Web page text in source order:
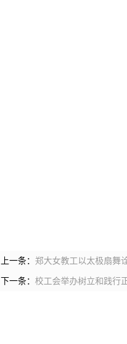
上一条： 郑大女教工以太极扇舞
下一条： 校工会举办树立和践行